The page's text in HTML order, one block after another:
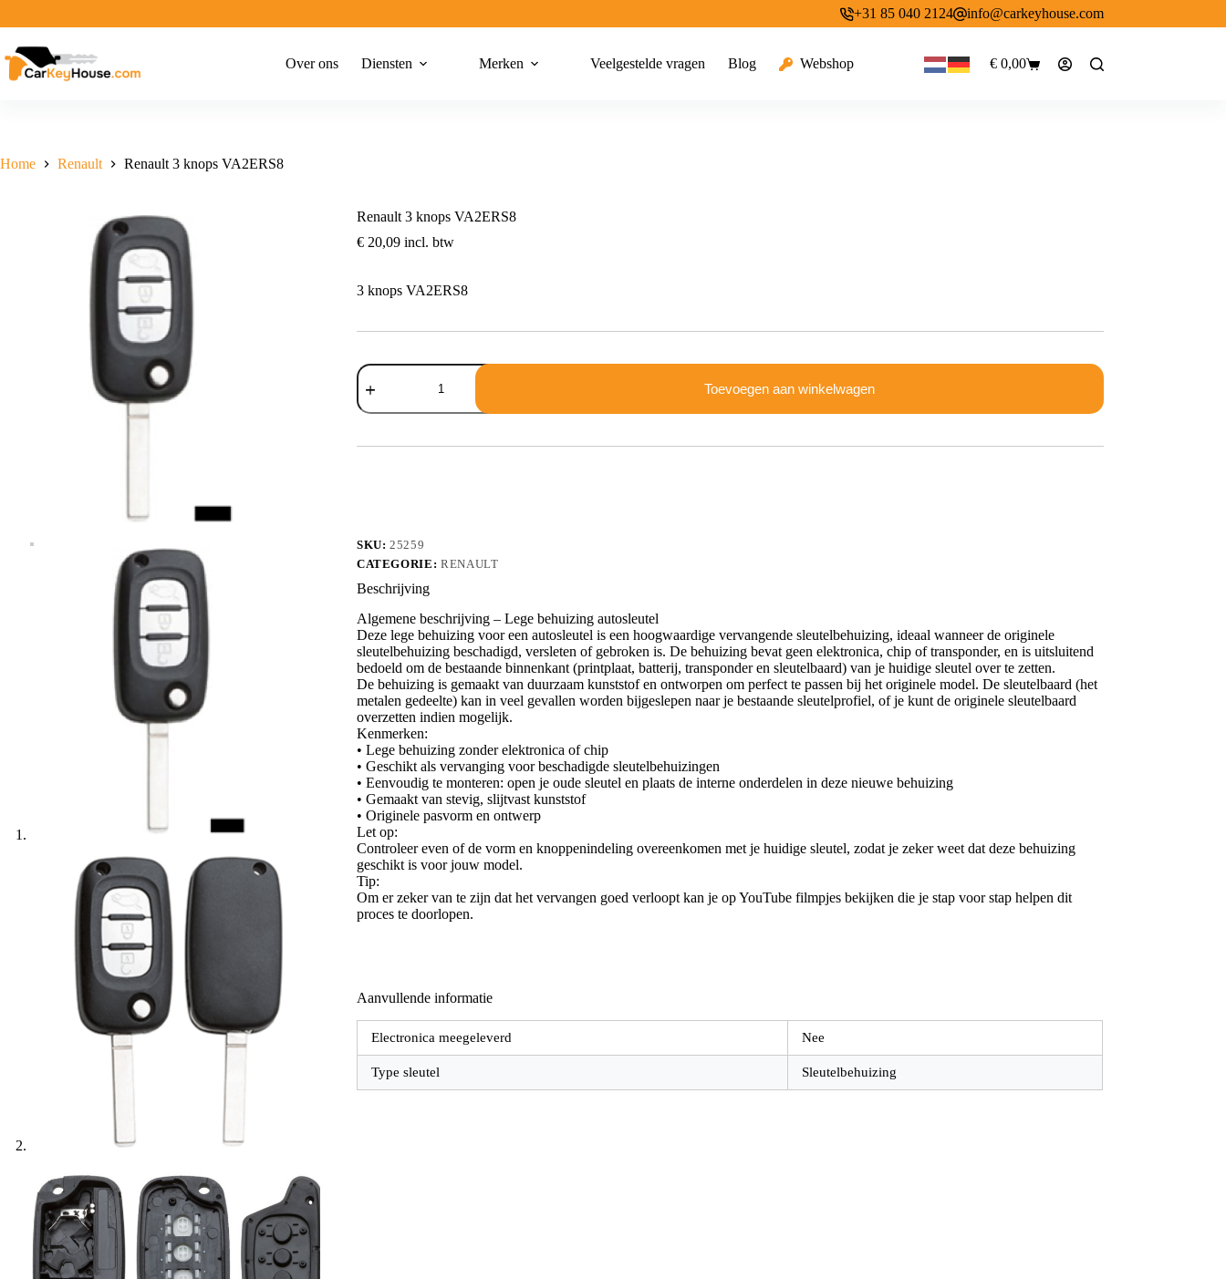
inhoud
+31 85 040 2124 info@carkeyhouse.com
Over ons Diensten Merken Veelgestelde vragen Blog Webshop Winkelwagen
€0,00
Home Renault Renault 3 knops VA2ERS8
Renault 3 knops VA2ERS8
€20,09incl. btw
3 knops VA2ERS8
Renault
knops
VA2ERS8
Toevoegen aan winkelwagen
SKU:25259
CATEGORIE:RENAULT
Beschrijving
Algemene beschrijving – Lege behuizing autosleutel
Deze lege behuizing voor een autosleutel is een hoogwaardige vervangende sleutelbehuizing, ideaal wanneer de originele
sleutelbehuizing beschadigd, versleten of gebroken is. De behuizing bevat geen elektronica, chip of transponder, en is uitsluitend
bedoeld om de bestaande binnenkant (printplaat, batterij, transponder en sleutelbaard) van je huidige sleutel over te zetten.
De behuizing is gemaakt van duurzaam kunststof en ontworpen om perfect te passen bij het originele model. De sleutelbaard (het
metalen gedeelte) kan in veel gevallen worden bijgeslepen naar je bestaande sleutelprofiel, of je kunt de originele sleutelbaard
overzetten indien mogelijk.
Kenmerken:
• Lege behuizing zonder elektronica of chip
• Geschikt als vervanging voor beschadigde sleutelbehuizingen
• Eenvoudig te monteren: open je oude sleutel en plaats de interne onderdelen in deze nieuwe behuizing
• Gemaakt van stevig, slijtvast kunststof
• Originele pasvorm en ontwerp
Let op:
Controleer even of de vorm en knoppenindeling overeenkomen met je huidige sleutel, zodat je zeker weet dat deze behuizing
geschikt is voor jouw model.
Tip:
Om er zeker van te zijn dat het vervangen goed verloopt kan je op YouTube filmpjes bekijken die je stap voor stap helpen dit
proces te doorlopen.
Aanvullende informatie
Electronica meegeleverd Nee
Type sleutel Sleutelbehuizing